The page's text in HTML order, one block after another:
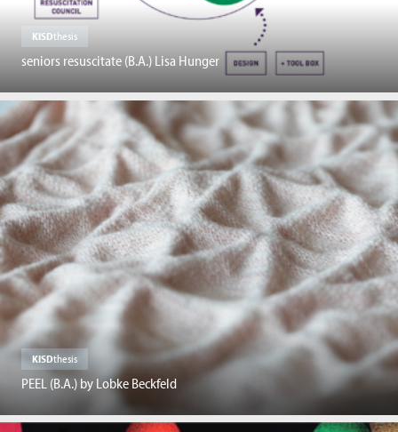
KISDthesis
seniors resuscitate (B.A.) Lisa Hunger
KISDthesis
PEEL (B.A.) by Lobke Beckfeld